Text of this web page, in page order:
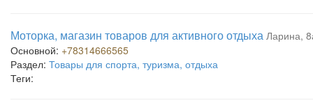
Моторка, магазин товаров для активного отдыха Ларина,
Основной: +78314666565
Раздел: Товары для спорта, туризма, отдыха
Теги: